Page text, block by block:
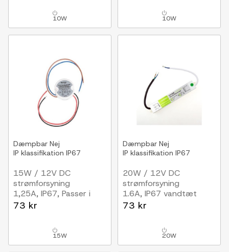
10W 10W
Dæmpbar Nej
IP klassifikation IP67
15W / 12V DC
strømforsyning
1,25A, IP67, Passer i
PL/loftlamper
73 kr
15W
Dæmpbar Nej
IP klassifikation IP67
20W / 12V DC
strømforsyning
1.6A, IP67 vandtæt
73 kr
20W